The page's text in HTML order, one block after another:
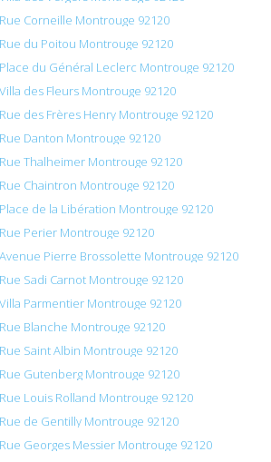
Corneille Montrouge 92120
du Poitou Montrouge 92120
du Général Leclerc Montrouge 92120
des Fleurs Montrouge 92120
des Frères Henry Montrouge 92120
Danton Montrouge 92120
Thalheimer Montrouge 92120
Chaintron Montrouge 92120
de la Libération Montrouge 92120
Perier Montrouge 92120
Pierre Brossolette Montrouge 92120
Sadi Carnot Montrouge 92120
Parmentier Montrouge 92120
Blanche Montrouge 92120
Saint Albin Montrouge 92120
Gutenberg Montrouge 92120
Louis Rolland Montrouge 92120
de Gentilly Montrouge 92120
Georges Messier Montrouge 92120